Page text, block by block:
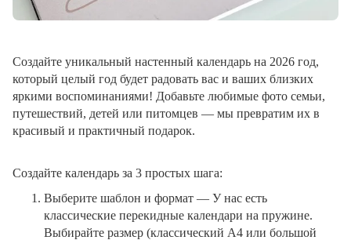
Создайте уникальный настенный календарь на 2026 год,
который целый год будет радовать вас и ваших близких
яркими воспоминаниями! Добавьте любимые фото семьи,
путешествий, детей или питомцев — мы превратим их в
красивый и практичный подарок.
Создайте календарь за 3 простых шага:
Выберите шаблон и формат — У нас есть
классические перекидные календари на пружине.
Выбирайте размер (классический A4 или большой